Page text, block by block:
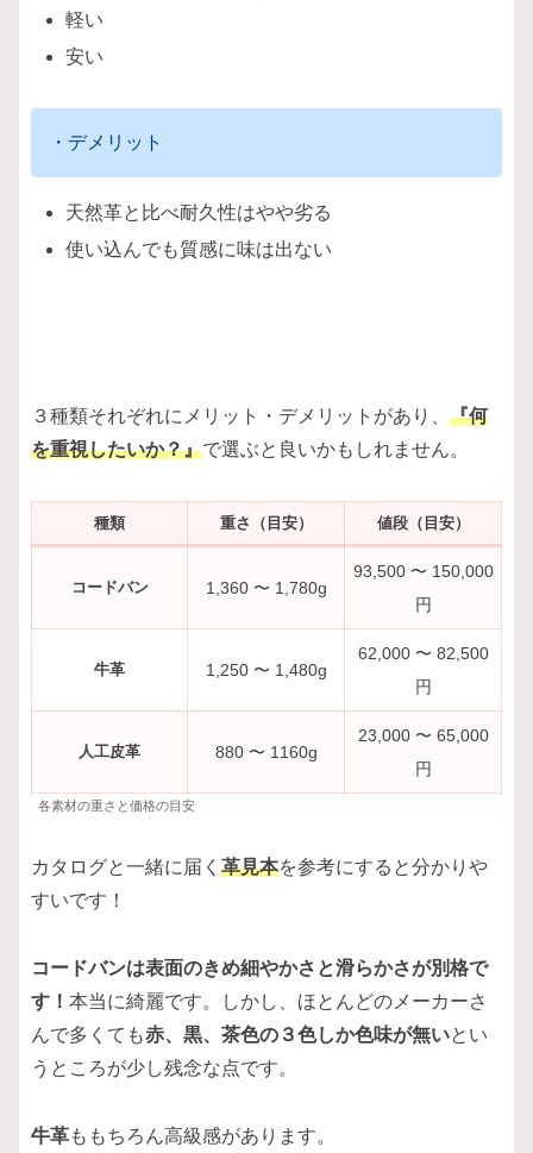
軽い
安い
・デメリット
天然革と比べ耐久性はやや劣る
使い込んでも質感に味は出ない
３種類それぞれにメリット・デメリットがあり、 『何
を重視したいか？』で選ぶと良いかもしれません。
種類 重さ（目安） 値段（目安）
コードバン 1,360 〜 1,780g
93,500 〜 150,000
円
牛革 1,250 〜 1,480g
62,000 〜 82,500
円
人工皮革 880 〜 1160g
23,000 〜 65,000
円
各素材の重さと価格の目安
カタログと一緒に届く 革見本を参考にすると分かりや
すいです！
コードバンは表面のきめ細やかさと滑らかさが別格で
す！ 本当に綺麗です。しかし、ほとんどのメーカーさ
んで多くても赤、黒、茶色の３色しか色味が無いとい
うところが少し残念な点です。
牛革ももちろん高級感があります。